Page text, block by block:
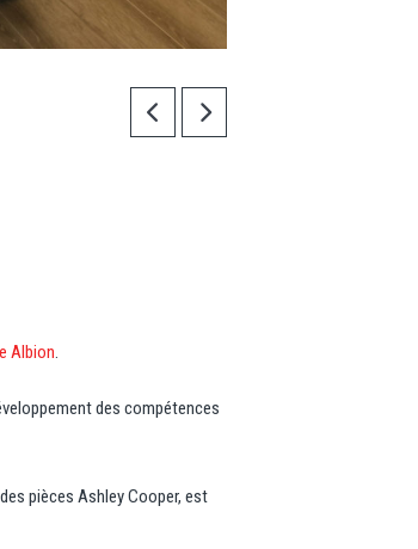
Albion.
des compétences
des pièces Ashley Cooper, est